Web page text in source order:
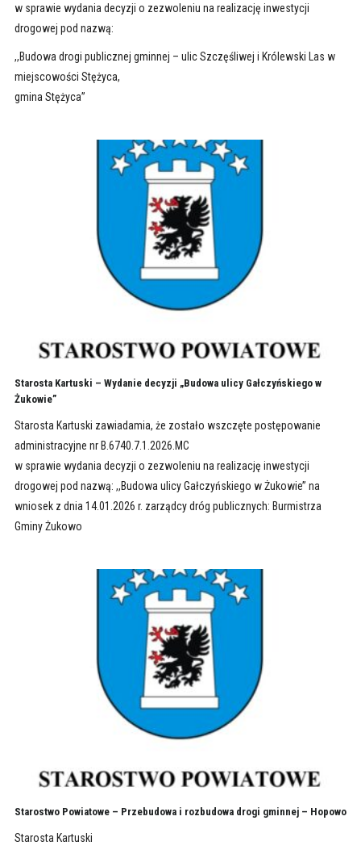
w sprawie wydania decyzji o zezwoleniu na realizację inwestycji
drogowej pod nazwą:
,,Budowa drogi publicznej gminnej – ulic Szczęśliwej i Królewski Las w
miejscowości Stężyca,
gmina Stężyca”
Starosta Kartuski – Wydanie decyzji „Budowa ulicy Gałczyńskiego w
Żukowie”
Starosta Kartuski zawiadamia, że zostało wszczęte postępowanie
administracyjne nr B.6740.7.1.2026.MC
w sprawie wydania decyzji o zezwoleniu na realizację inwestycji
drogowej pod nazwą: ,,Budowa ulicy Gałczyńskiego w Żukowie’’ na
wniosek z dnia 14.01.2026 r. zarządcy dróg publicznych: Burmistrza
Gminy Żukowo
Starostwo Powiatowe – Przebudowa i rozbudowa drogi gminnej – Hopowo
Starosta Kartuski